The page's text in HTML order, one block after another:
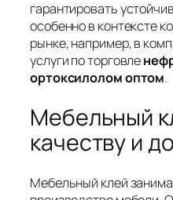
гарантировать
особенно в контексте
рынке, например, в
услуги по торговле
ортоксилолом оптом.
Мебельный
качеству и
Мебельный клей